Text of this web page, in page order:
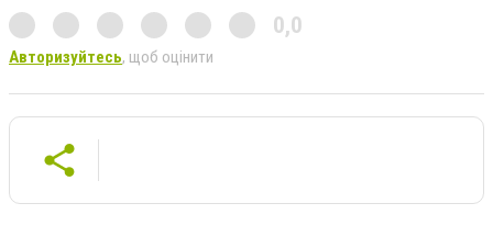
0,0
Авторизуйтесь, щоб оцінити